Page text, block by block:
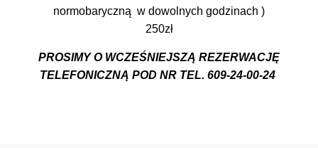
normobaryczną w dowolnych godzinach )
250zł
PROSIMY O WCZEŚNIEJSZĄ REZERWACJĘ
TELEFONICZNĄ POD NR TEL. 609-24-00-24